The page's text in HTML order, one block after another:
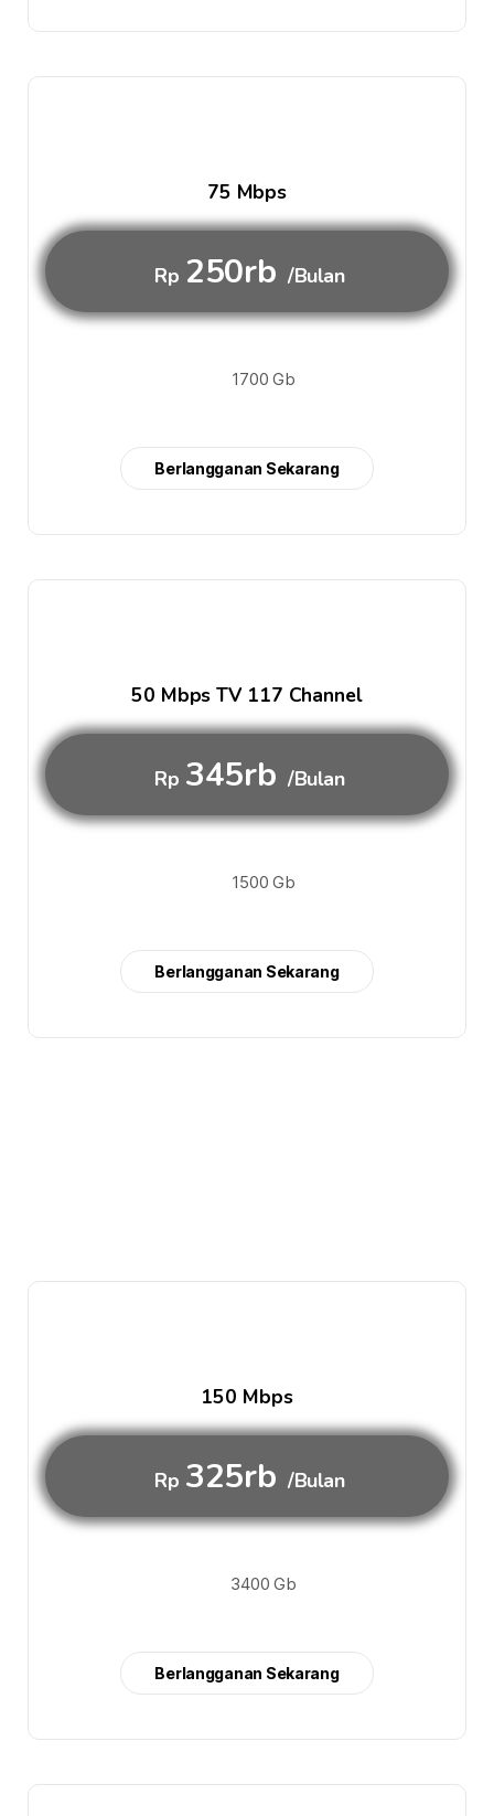
75 Mbps
Rp 250rb /Bulan
1700 Gb
Berlangganan Sekarang
50 Mbps TV 117 Channel
Rp 345rb /Bulan
1500 Gb
Berlangganan Sekarang
150 Mbps
Rp 325rb /Bulan
3400 Gb
Berlangganan Sekarang